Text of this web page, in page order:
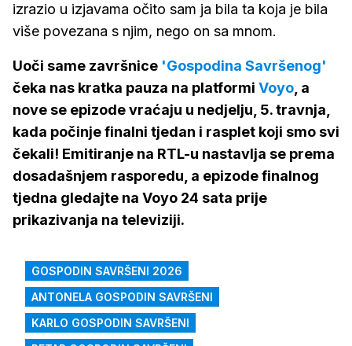
izrazio u izjavama očito sam ja bila ta koja je bila
više povezana s njim, nego on sa mnom.
Uoči same završnice 'Gospodina Savršenog'
čeka nas kratka pauza na platformi Voyo , a
nove se epizode vraćaju u nedjelju, 5. travnja,
kada počinje finalni tjedan i rasplet koji smo svi
čekali! Emitiranje na RTL-u nastavlja se prema
dosadašnjem rasporedu, a epizode finalnog
tjedna gledajte na Voyo 24 sata prije
prikazivanja na televiziji.
GOSPODIN SAVRŠENI 2026
ANTONELA GOSPODIN SAVRŠENI
KARLO GOSPODIN SAVRŠENI